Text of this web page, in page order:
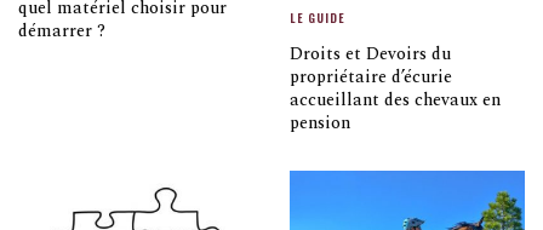
quel matériel choisir pour
démarrer ?
LE GUIDE
Droits et Devoirs du
propriétaire d’écurie
accueillant des chevaux en
pension